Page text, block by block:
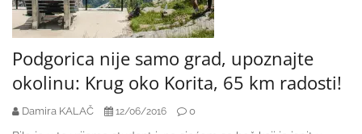
Podgorica nije samo grad, upoznajte
okolinu: Krug oko Korita, 65 km radosti!
Damira KALAČ 12/06/2016 0